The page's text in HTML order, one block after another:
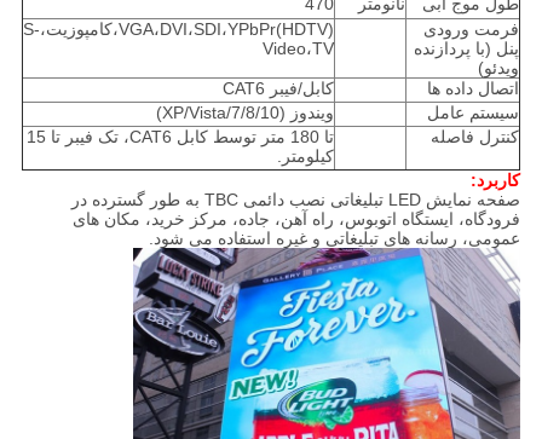
طول موج آبی
نانومتر
470
فرمت ورودی
پنل (با پردازنده
ویدئو)
VGA،DVI،SDI،YPbPr(HDTV)،کامپوزیت،S-
Video،TV
اتصال داده ها
کابل/فیبر CAT6
سیستم عامل
ویندوز (XP/Vista/7/8/10)
کنترل فاصله
تا 180 متر توسط کابل CAT6، تک فیبر تا 15
کیلومتر.
کاربرد:
صفحه نمایش LED تبلیغاتی نصب دائمی TBC به طور گسترده در
فرودگاه، ایستگاه اتوبوس، راه آهن، جاده، مرکز خرید، مکان های
عمومی، رسانه های تبلیغاتی و غیره استفاده می شود.